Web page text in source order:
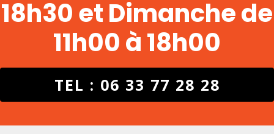
18h30 et Dimanche de
11h00 à 18h00
TEL : 06 33 77 28 28